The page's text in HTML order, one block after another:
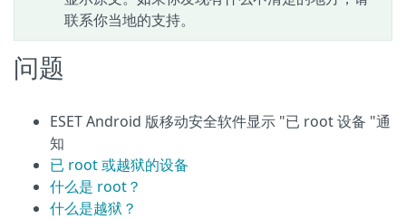
联系你当地的支持。
问题
ESET Android 版移动安全软件显示 "已 root 设备 "通
知
已 root 或越狱的设备
什么是 root？
什么是越狱？